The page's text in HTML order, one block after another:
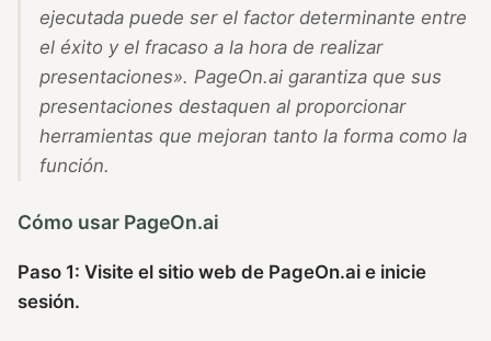
ejecutada puede ser el factor determinante entre
el éxito y el fracaso a la hora de realizar
presentaciones». PageOn.ai garantiza que sus
presentaciones destaquen al proporcionar
herramientas que mejoran tanto la forma como la
función.
Cómo usar PageOn.ai
Paso 1: Visite el sitio web de PageOn.ai e inicie
sesión.